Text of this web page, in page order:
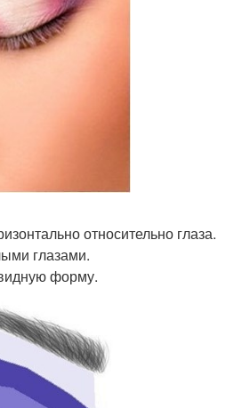
относительно глаза.
глазами.
форму.